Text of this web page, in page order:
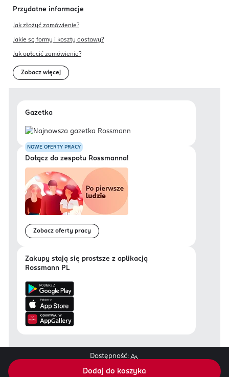
Dodaj do koszyka
Przydatne informacje
Jak złożyć zamówienie?
Jakie są formy i koszty dostawy?
Jak opłacić zamówienie?
Zobacz więcej
Gazetka
NOWE OFERTY PRACY
Dołącz do zespołu Rossmanna!
Zobacz oferty pracy
Zakupy stają się prostsze z aplikacją
Rossmann PL
Dostępność:
Regulamin sklepu Rossmann.pl